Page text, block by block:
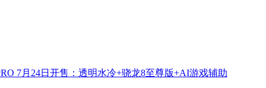
7月24日开售：透明水冷+骁龙8至尊版+AI游戏辅助